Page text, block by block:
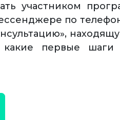
участником
по
какие первые